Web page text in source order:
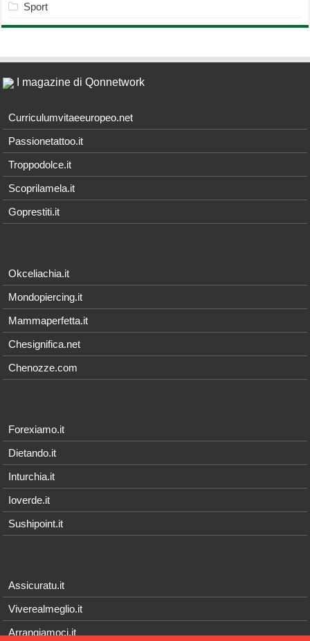
Sport
I magazine di Qonnetwork
Curriculumvitaeeuropeo.net
Passionetattoo.it
Troppodolce.it
Scoprilamela.it
Goprestiti.it
Okceliachia.it
Mondopiercing.it
Mammaperfetta.it
Chesignifica.net
Chenozze.com
Forexiamo.it
Dietando.it
Inturchia.it
Ioverde.it
Sushipoint.it
Assicuratu.it
Viverealmeglio.it
Arrangiamoci.it